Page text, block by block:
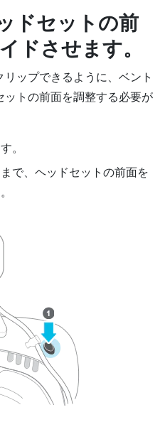
ドセットの前
ドさせます。
ップできるように、ベント
トの前面を調整する必要が
。
で、ヘッドセットの前面を